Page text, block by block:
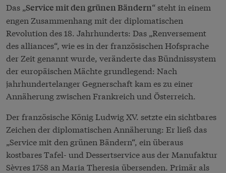
Das „Service mit den grünen Bändern“ steht in einem
engen Zusammenhang mit der diplomatischen
Revolution des 18. Jahrhunderts: Das „Renversement
des alliances“, wie es in der französischen Hofsprache
der Zeit genannt wurde, veränderte das Bündnissystem
der europäischen Mächte grundlegend: Nach
jahrhundertelanger Gegnerschaft kam es zu einer
Annäherung zwischen Frankreich und Österreich.
Der französische König Ludwig XV. setzte ein sichtbares
Zeichen der diplomatischen Annäherung: Er ließ das
„Service mit den grünen Bändern“, ein überaus
kostbares Tafel- und Dessertservice aus der Manufaktur
Sèvres 1758 an Maria Theresia übersenden. Primär als